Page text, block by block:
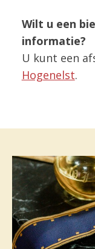
Wilt u een
informatie?
U kunt een
Hogenelst.